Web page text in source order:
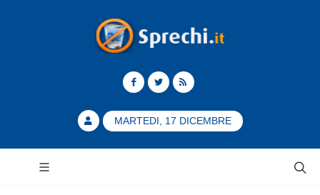
MARTEDI, 17 DICEMBRE